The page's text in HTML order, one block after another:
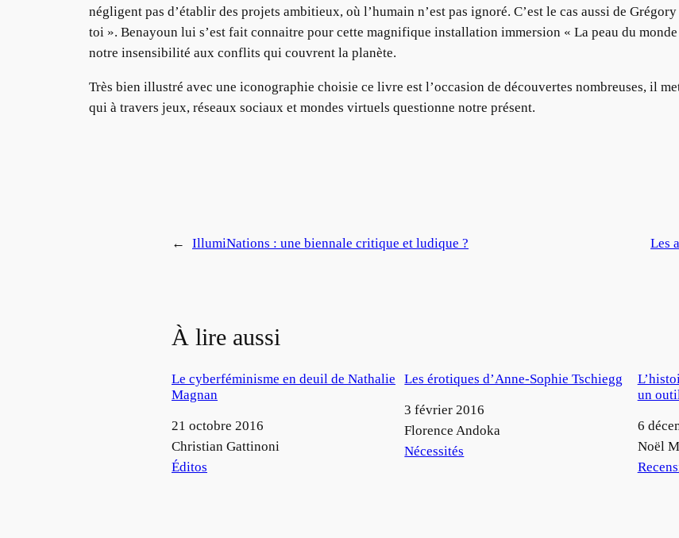
négligent pas d’établir des projets ambitieux, où l’humain n’est pas ignoré. C’est le cas aussi de
toi ». Benayoun lui s’est fait connaitre pour cette magnifique installation immersion « La peau du
notre insensibilité aux conflits qui couvrent la planète.
Très bien illustré avec une iconographie choisie ce livre est l’occasion de découvertes nombreuses, il
qui à travers jeux, réseaux sociaux et mondes virtuels questionne notre présent.
← IllumiNations : une biennale critique et ludique ? Les
À lire aussi
Le cyberféminisme en deuil de Nathalie
Magnan
Date
21 octobre 2016
Auteur
Christian Gattinoni
Par rapport à
Éditos
Les érotiques d’Anne-Sophie Tschiegg
Date
3 février 2016
Auteur
Florence Andoka
Par rapport à
Nécessités
un
Date
6
Auteur
Noël
Par